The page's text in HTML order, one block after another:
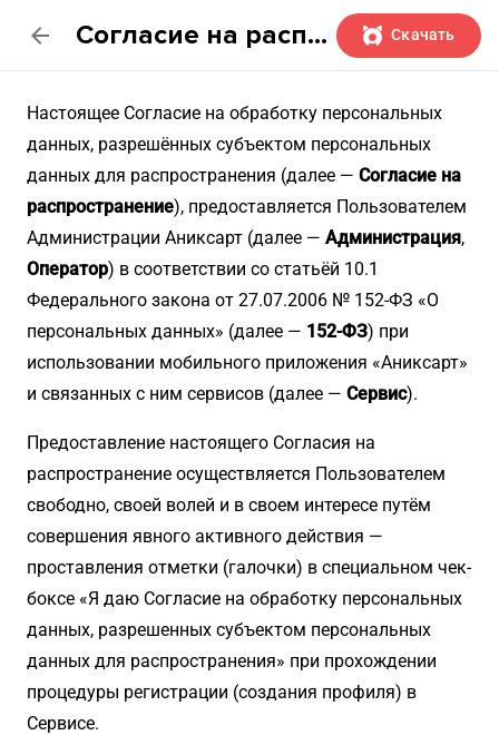
arrow_back Согласие на распространение персональных данных Скачать
Настоящее Согласие на обработку персональных
данных, разрешённых субъектом персональных
данных для распространения (далее — Согласие на
распространение), предоставляется Пользователем
Администрации Аниксарт (далее — Администрация,
Оператор) в соответствии со статьёй 10.1
Федерального закона от 27.07.2006 № 152-ФЗ «О
персональных данных» (далее — 152-ФЗ) при
использовании мобильного приложения «Аниксарт»
и связанных с ним сервисов (далее — Сервис).
Предоставление настоящего Согласия на
распространение осуществляется Пользователем
свободно, своей волей и в своем интересе путём
совершения явного активного действия —
проставления отметки (галочки) в специальном чек-
боксе «Я даю Согласие на обработку персональных
данных, разрешенных субъектом персональных
данных для распространения» при прохождении
процедуры регистрации (создания профиля) в
Сервисе.